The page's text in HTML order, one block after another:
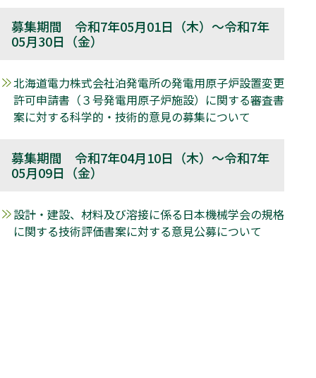
募集期間 令和7年05月01日（木）～令和7年
05月30日（金）
北海道電力株式会社泊発電所の発電用原子炉設置変更
許可申請書（３号発電用原子炉施設）に関する審査書
案に対する科学的・技術的意見の募集について
募集期間 令和7年04月10日（木）～令和7年
05月09日（金）
設計・建設、材料及び溶接に係る日本機械学会の規格
に関する技術評価書案に対する意見公募について